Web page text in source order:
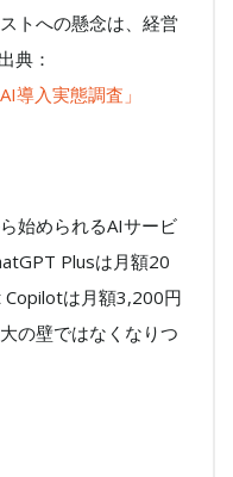
トへの懸念は、経営
典：
導入実態調査」
始められるAIサービ
Plusは月額20
は月額3,200円
の壁ではなくなりつ